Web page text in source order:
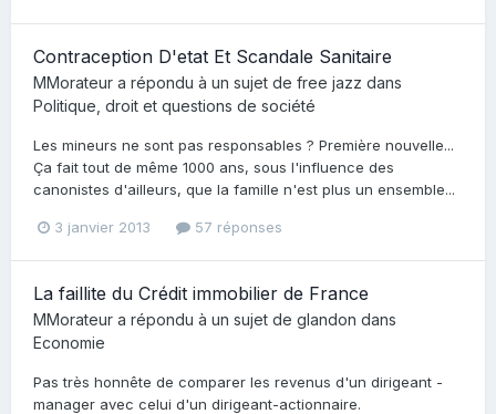
Contraception D'etat Et Scandale Sanitaire
MMorateur a répondu à un sujet de free jazz dans
Politique, droit et questions de société
Les mineurs ne sont pas responsables ? Première nouvelle...
Ça fait tout de même 1000 ans, sous l'influence des
canonistes d'ailleurs, que la famille n'est plus un ensemble...
3 janvier 2013 57 réponses
La faillite du Crédit immobilier de France
MMorateur a répondu à un sujet de glandon dans
Economie
Pas très honnête de comparer les revenus d'un dirigeant -
manager avec celui d'un dirigeant-actionnaire.